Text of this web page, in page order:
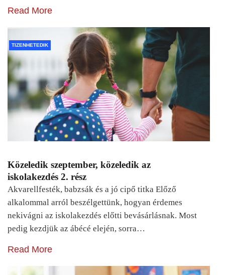
Read More
TIZENHETEDIK
Közeledik szeptember, közeledik az
iskolakezdés 2. rész
Akvarellfesték, babzsák és a jó cipő titka Előző
alkalommal arról beszélgettünk, hogyan érdemes
nekivágni az iskolakezdés előtti bevásárlásnak. Most
pedig kezdjük az ábécé elején, sorra…
Read More